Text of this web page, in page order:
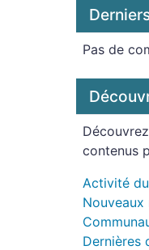
Pas de
contenus
Activité
Nouveaux
Dernières